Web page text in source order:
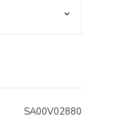
SA00V02880